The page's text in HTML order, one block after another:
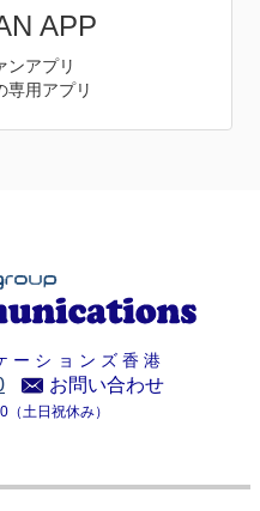
APP
ンアプリ
専用アプリ
ーションズ香港
お問い合わせ
土日祝休み）